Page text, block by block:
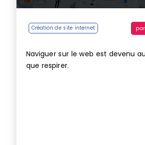
Création de site internet par
Naviguer sur le web est devenu
que respirer.